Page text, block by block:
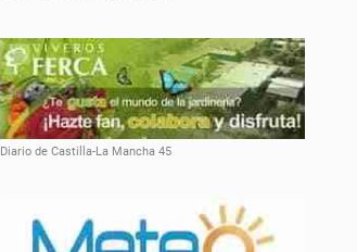
Diario de Castilla-La Mancha 45